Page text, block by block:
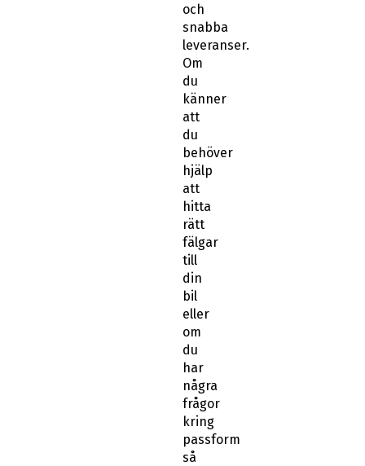
och
snabba
leveranser.
Om
du
känner
att
du
behöver
hjälp
att
hitta
rätt
fälgar
till
din
bil
eller
om
du
har
några
frågor
kring
passform
så